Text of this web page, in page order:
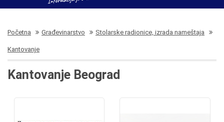
Početna Građevinarstvo Stolarske radionice, izrada nameštaja
Kantovanje
Kantovanje Beograd